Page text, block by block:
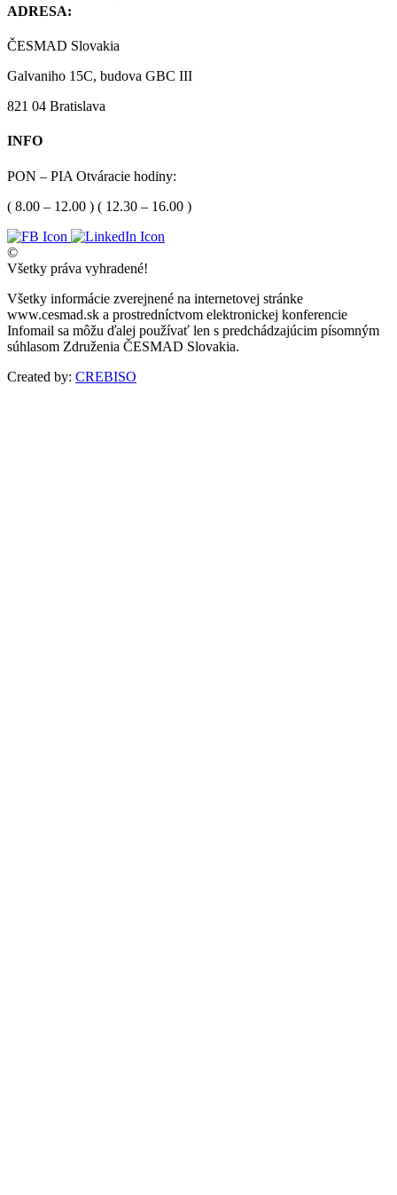
ADRESA:
ČESMAD Slovakia
Galvaniho 15C, budova GBC III
821 04 Bratislava
INFO
PON – PIA Otváracie hodiny:
( 8.00 – 12.00 ) ( 12.30 – 16.00 )
©
Všetky práva vyhradené!
Všetky informácie zverejnené na internetovej stránke
www.cesmad.sk a prostredníctvom elektronickej konferencie
Infomail sa môžu ďalej používať len s predchádzajúcim písomným
súhlasom Združenia ČESMAD Slovakia.
Created by: CREBISO